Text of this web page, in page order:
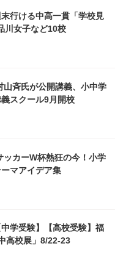
末行ける中高一貫「学校見
川女子など10校
山斉氏が公開講義、小中学
スクール9月開校
ッカーW杯熱狂の今！小学
マアイデア集
中学受験】【高校受験】福
高校展」8/22-23